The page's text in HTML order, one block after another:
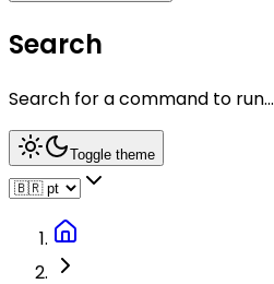
Search
Search for a command to run...
Toggle theme